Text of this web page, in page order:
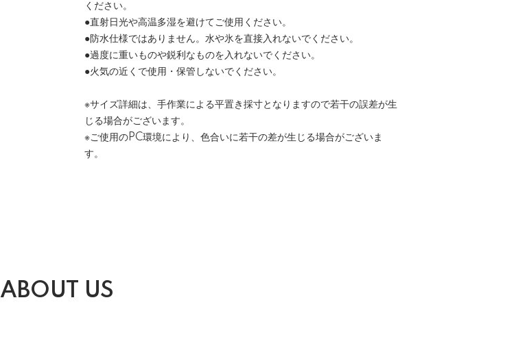
ください。
●直射日光や高温多湿を避けてご使用ください。
●防水仕様ではありません。水や氷を直接入れないでください。
●過度に重いものや鋭利なものを入れないでください。
●火気の近くで使用・保管しないでください。
※サイズ詳細は、手作業による平置き採寸となりますので若干の誤差が生
じる場合がございます。
※ご使用のPC環境により、色合いに若干の差が生じる場合がございま
す。
ABOUT US